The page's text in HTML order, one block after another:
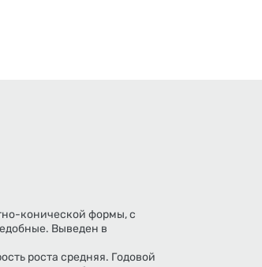
конической формы, с
Выведен в
роста средняя. Годовой